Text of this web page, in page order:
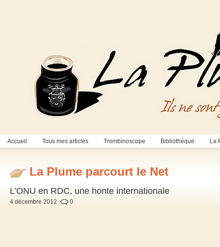
Accueil Tous mes articles Trombinoscope Bibliothèque La
La Plume parcourt le Net
L’ONU en RDC, une honte internationale
4 décembre 2012 0